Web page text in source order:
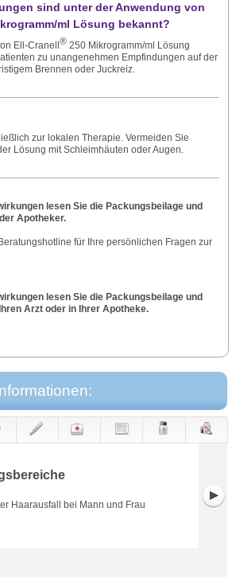
sind unter der Anwendung von
ml Lösung bekannt?
Ell-Cranell ®250 Mikrogramm/ml Lösung
zu unangenehmen Empfindungen auf der
Brennen oder Juckreiz.
zur lokalen Therapie. Vermeiden Sie
Lösung mit Schleimhäuten oder Augen.
lesen Sie die Packungsbeilageund
Apotheker.
für Ihre persönlichen Fragen zur
lesen Sie die Packungsbeilage und
Arzt oder in Ihrer Apotheke.
Haarausfall bei Mann und Frau